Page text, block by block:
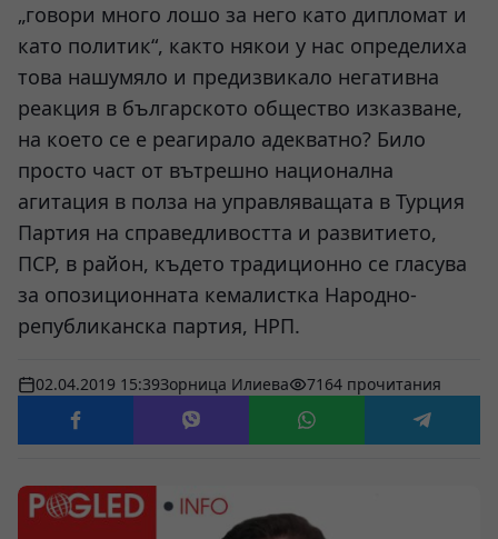
„говори много лошо за него като дипломат и
като политик“, както някои у нас определиха
това нашумяло и предизвикало негативна
реакция в българското общество изказване,
на което се е реагирало адекватно? Било
просто част от вътрешно национална
агитация в полза на управляващата в Турция
Партия на справедливостта и развитието,
ПСР, в район, където традиционно се гласува
за опозиционната кемалистка Народно-
републиканска партия, НРП.
02.04.2019 15:39Зорница Илиева 7164 прочитания